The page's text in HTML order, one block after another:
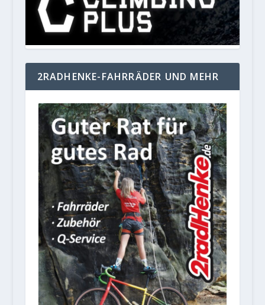
2RADHENKE-FAHRRÄDER UND MEHR